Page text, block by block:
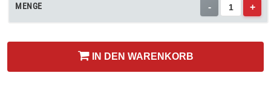
MENGE - +
IN DEN WARENKORB